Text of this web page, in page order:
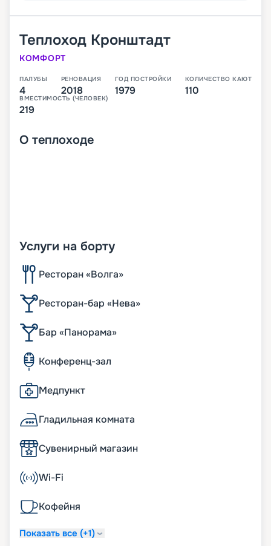
Теплоход Кронштадт
КОМФОРТ
ПАЛУБЫ
4
РЕНОВАЦИЯ
2018
ГОД ПОСТРОЙКИ
1979
КОЛИЧЕСТВО КАЮТ
110
ВМЕСТИМОСТЬ (ЧЕЛОВЕК)
219
О теплоходе
Услуги на борту
Ресторан «Волга»
Ресторан-бар «Нева»
Бар «Панорама»
Конференц-зал
Медпункт
Гладильная комната
Сувенирный магазин
Wi-Fi
Кофейня
Показать все (+1)